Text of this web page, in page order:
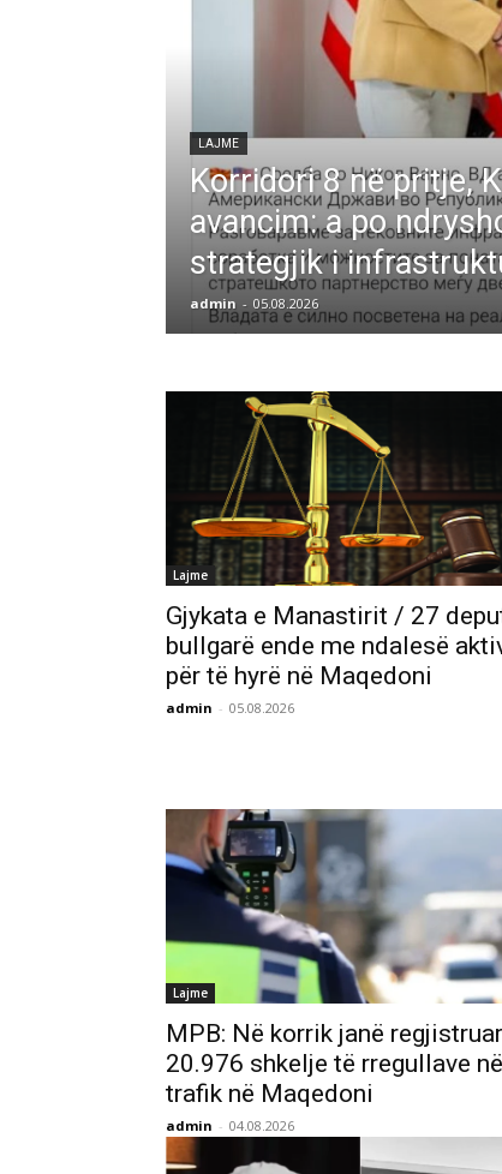
LAJME
Korridori 8 në pritje,
avancim: a po
strategjik i
admin - 05.08.2026
Lajme
Gjykata e Manastirit / 27
bullgarë ende me ndalesë
për të hyrë në Maqedoni
admin - 05.08.2026
Lajme
MPB: Në korrik janë regjistruar
20.976 shkelje të rregullave në
trafik në Maqedoni
admin - 04.08.2026